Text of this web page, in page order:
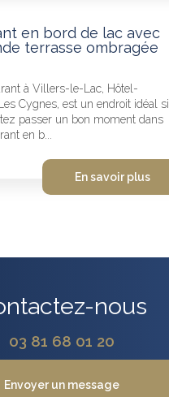
en bord de lac avec
terrasse ombragée
à Villers-le-Lac, Hôtel-
Cygnes, est un endroit idéal si
passer un bon moment dans
en b...
En savoir plus
nous
03 81 68 01 20
Envoyer un message